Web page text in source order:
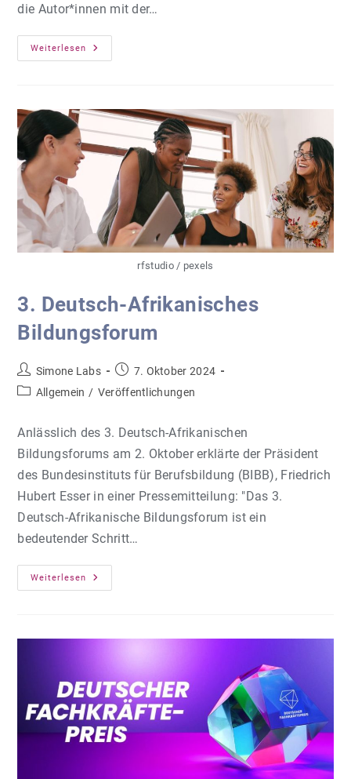
die Autor*innen mit der…
Weiterlesen
Strategien
Zum
Bildungsbereich
rfstudio / pexels
3. Deutsch-Afrikanisches
Bildungsforum
Beitrags-
Autor:
Simone Labs
Beitrag
veröffentlicht:
7. Oktober 2024
Beitrags-
Allgemein / Veröffentlichungen
Anlässlich des 3. Deutsch-Afrikanischen
Bildungsforums am 2. Oktober erklärte der Präsident
des Bundesinstituts für Berufsbildung (BIBB), Friedrich
Hubert Esser in einer Pressemitteilung: "Das 3.
Deutsch-Afrikanische Bildungsforum ist ein
bedeutender Schritt…
Weiterlesen
3.
Deutsch-